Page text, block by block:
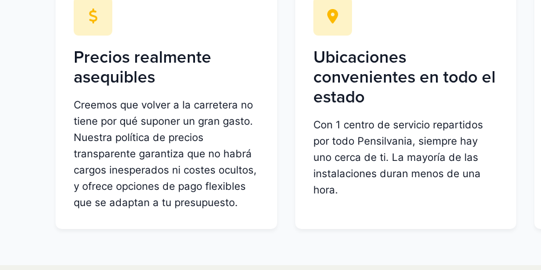
Precios realmente
asequibles
Creemos que volver a la carretera no
tiene por qué suponer un gran gasto.
Nuestra política de precios
transparente garantiza que no habrá
cargos inesperados ni costes ocultos,
y ofrece opciones de pago flexibles
que se adaptan a tu presupuesto.
Ubicaciones
convenientes en todo el
estado
Con 1 centro de servicio repartidos
por todo Pensilvania, siempre hay
uno cerca de ti. La mayoría de las
instalaciones duran menos de una
hora.